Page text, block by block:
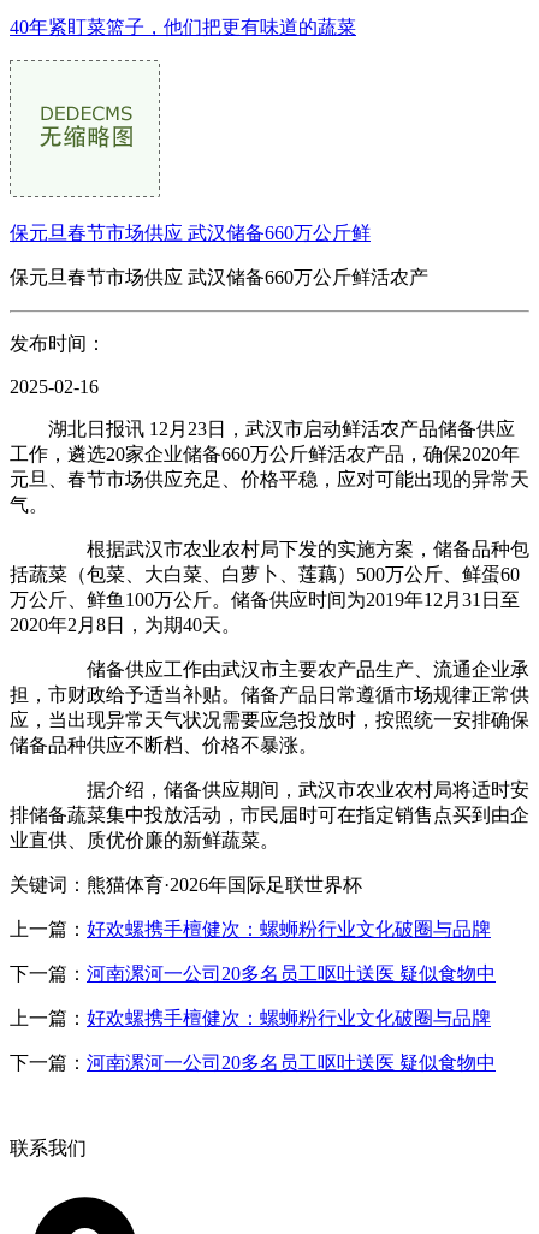
40年紧盯菜篮子，他们把更有味道的蔬菜
保元旦春节市场供应 武汉储备660万公斤鲜
保元旦春节市场供应 武汉储备660万公斤鲜活农产
发布时间：
2025-02-16
湖北日报讯 12月23日，武汉市启动鲜活农产品储备供应
工作，遴选20家企业储备660万公斤鲜活农产品，确保2020年
元旦、春节市场供应充足、价格平稳，应对可能出现的异常天
气。
根据武汉市农业农村局下发的实施方案，储备品种包
括蔬菜（包菜、大白菜、白萝卜、莲藕）500万公斤、鲜蛋60
万公斤、鲜鱼100万公斤。储备供应时间为2019年12月31日至
2020年2月8日，为期40天。
储备供应工作由武汉市主要农产品生产、流通企业承
担，市财政给予适当补贴。储备产品日常遵循市场规律正常供
应，当出现异常天气状况需要应急投放时，按照统一安排确保
储备品种供应不断档、价格不暴涨。
据介绍，储备供应期间，武汉市农业农村局将适时安
排储备蔬菜集中投放活动，市民届时可在指定销售点买到由企
业直供、质优价廉的新鲜蔬菜。
关键词：熊猫体育·2026年国际足联世界杯
上一篇： 好欢螺携手檀健次：螺蛳粉行业文化破圈与品牌
下一篇： 河南漯河一公司20多名员工呕吐送医 疑似食物中
上一篇： 好欢螺携手檀健次：螺蛳粉行业文化破圈与品牌
下一篇： 河南漯河一公司20多名员工呕吐送医 疑似食物中
联系我们